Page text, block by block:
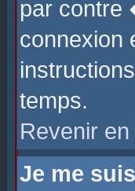
par contre
connexion
temps.
Revenir
Je me